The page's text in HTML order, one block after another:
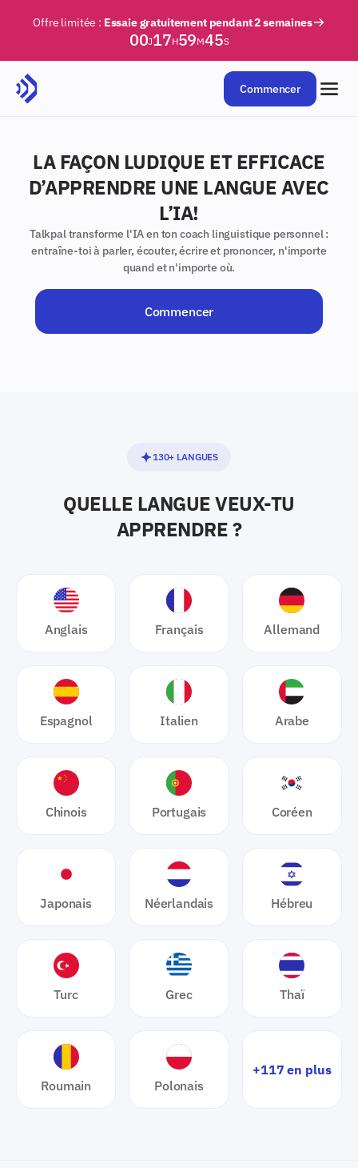
00J17H59M44S
Offre limitée : Essaie gratuitement pendant 2 semaines
Commencer
LA FAÇON LUDIQUE ET EFFICACE
D’APPRENDRE UNE LANGUE AVEC
L’IA!
Talkpal transforme l'IA en ton coach linguistique personnel :
entraîne-toi à parler, écouter, écrire et prononcer, n'importe
quand et n'importe où.
Commencer
130+ LANGUES
QUELLE LANGUE VEUX-TU
APPRENDRE ?
Anglais Français Allemand
Espagnol Italien Arabe
Chinois Portugais Coréen
Japonais Néerlandais Hébreu
Turc Grec Thaï
Roumain Polonais
+117 en plus